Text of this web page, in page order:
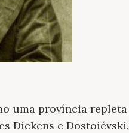
uma província repleta
Dickens e Dostoiévski.